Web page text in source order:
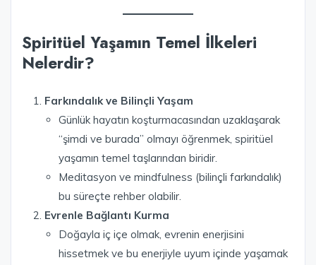
Spiritüel Yaşamın Temel İlkeleri
Nelerdir?
Farkındalık ve Bilinçli Yaşam
Günlük hayatın koşturmacasından uzaklaşarak
“şimdi ve burada” olmayı öğrenmek, spiritüel
yaşamın temel taşlarından biridir.
Meditasyon ve mindfulness (bilinçli farkındalık)
bu süreçte rehber olabilir.
Evrenle Bağlantı Kurma
Doğayla iç içe olmak, evrenin enerjisini
hissetmek ve bu enerjiyle uyum içinde yaşamak